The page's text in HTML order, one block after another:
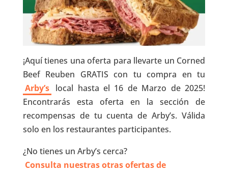
¡Aquí tienes una oferta para llevarte un Corned
Beef Reuben GRATIS con tu compra en tu
Arby’s
local hasta el 16 de Marzo de 2025!
Encontrarás esta oferta en la sección de
recompensas de tu cuenta de Arby’s. Válida
solo en los restaurantes participantes.
¿No tienes un Arby’s cerca?
Consulta nuestras otras ofertas de